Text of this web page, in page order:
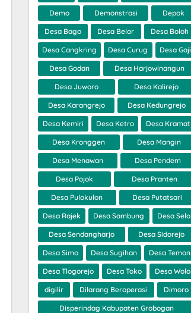
Demo Demonstrasi Depok
Desa Bago Desa Belor Desa Boloh
Desa Cangkring Desa Curug Desa Gaji
Desa Godan Desa Harjowinangun
Desa Juworo Desa Kalirejo
Desa Karangrejo Desa Kedungrejo
Desa Kemiri Desa Ketro Desa Kramat
Desa Kronggen Desa Mangin
Desa Menawan Desa Pendem
Desa Pojok Desa Pranten
Desa Pulokulon Desa Putatsari
Desa Rajek Desa Sambung Desa Selo
Desa Sendangharjo Desa Sidorejo
Desa Simo Desa Sugihan Desa Temon
Desa Tlogorejo Desa Toko Desa Wolo
digilir Dilarang Beroperasi Dimoro
Disperindag Kabupaten Grobogan